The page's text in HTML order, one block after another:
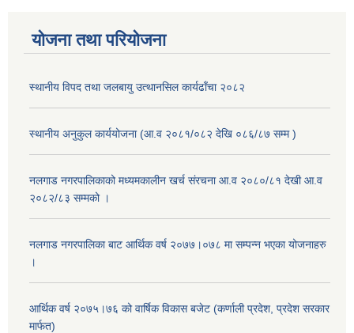
योजना तथा परियोजना
स्थानीय विपद तथा जलबायु उत्थानसिल कार्यढाँचा २०८२
स्थानीय अनुकुल कार्ययोजना (आ.व २०८१/०८२ देखि ०८६/८७ सम्म )
नलगाड नगरपालिकाको मध्यमकालीन खर्च संरचना आ.व २०८०/८१ देखी आ.व
२०८२/८३ सम्मको ।
नलगाड नगरपालिका बाट आर्थिक वर्ष २०७७।०७८ मा सम्पन्न भएका योजनाहरु
।
आर्थिक वर्ष २०७५।७६ को वार्षिक विकास बजेट (कर्णाली प्रदेश, प्रदेश सरकार
मार्फत)